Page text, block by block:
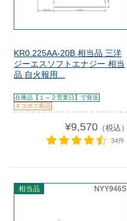
KR0.225AA-20B 相当品 三洋
ジーエスソフトエナジー 相当
品 自火報用...
在庫品【１～２営業日】で発送
ネコポス商品
¥9,570（税込）
34件
相当品 NYY946S